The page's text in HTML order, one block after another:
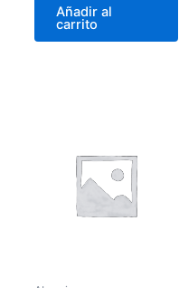
Añadir al
carrito